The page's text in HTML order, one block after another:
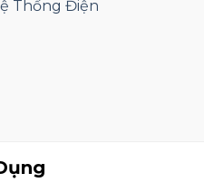
Thống Điện